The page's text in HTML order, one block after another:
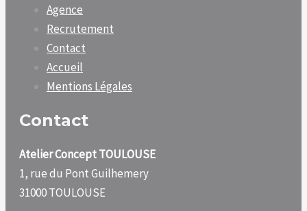
Agence
Recrutement
Contact
Accueil
Mentions Légales
Contact
Atelier Concept TOULOUSE
1, rue du Pont Guilhemery
31000 TOULOUSE